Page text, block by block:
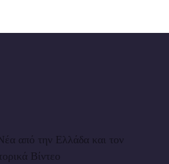
από την Ελλάδα και τον
Βίντεο